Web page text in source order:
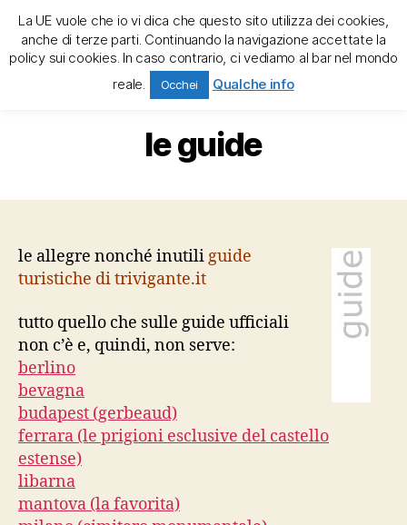
Cerca
trivigante e la tregenda
Menu
le guide
le allegre nonché inutiliguide
turistiche di trivigante.it
tutto quello che sulle guide ufficiali
non c’è e, quindi, non serve:
berlino
bevagna
budapest (gerbeaud)
ferrara (le prigioni esclusive del castello
estense)
libarna
mantova (la favorita)
La UE vuole che io vi dica che questo sito utilizza dei cookies,
anche di terze parti. Continuando la navigazione accettate la
policy sui cookies. In caso contrario, ci vediamo al bar nel mondo
reale.
Occhei Qualche info